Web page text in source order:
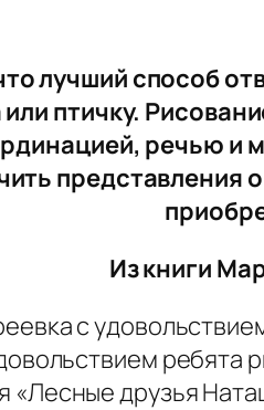
лучший способ
птичку.
речью и
представления
Из книги
с
ребята
«Лесные друзья